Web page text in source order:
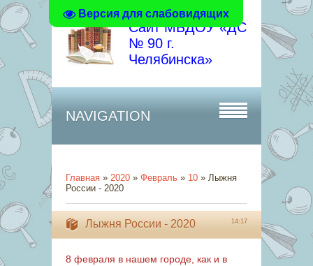
Версия для слабовидящих
Сайт МБДОУ «ДC
№ 90 г.
Челябинска»
NAVIGATION
Главная » 2020 » Февраль » 10 » Лыжня
России - 2020
14:17
Лыжня России - 2020
8 февраля в нашем городе, как и в